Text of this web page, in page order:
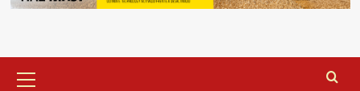
principal